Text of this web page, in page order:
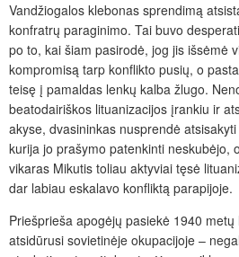
Vandžiogalos klebonas sprendimą
konfratrų paraginimo. Tai buvo
po to, kai šiam pasirodė, jog jis išsėmė
kompromisą tarp konflikto pusių, o
teisę į pamaldas lenkų kalba žlugo.
beatodairiškos lituanizacijos įrankiu ir
akyse, dvasininkas nusprendė
kurija jo prašymo patenkinti neskubėjo,
vikaras Mikutis toliau aktyviai tęsė
dar labiau eskalavo konfliktą parapijoje.
Priešprieša apogėjų pasiekė 1940
atsidūrusi sovietinėje okupacijoje –